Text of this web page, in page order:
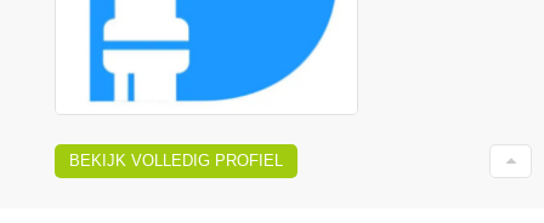
BEKIJK VOLLEDIG PROFIEL